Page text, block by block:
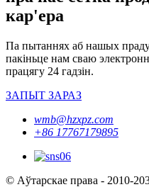
кар'ера
Па пытаннях аб нашых
пакіньце нам сваю
працягу 24 гадзін.
ЗАПЫТ ЗАРАЗ
wmb@hzxpz.com
+86 17767179895
© Аўтарскае права - 2010-